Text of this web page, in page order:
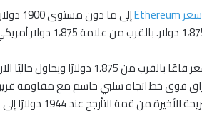
سعر Ethereum